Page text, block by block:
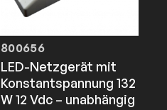
800656
LED-Netzgerät mit
Konstantspannung 132
W 12 Vdc – unabhängig